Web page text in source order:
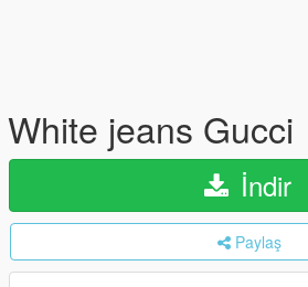
White jeans Gucci
İndir
Paylaş